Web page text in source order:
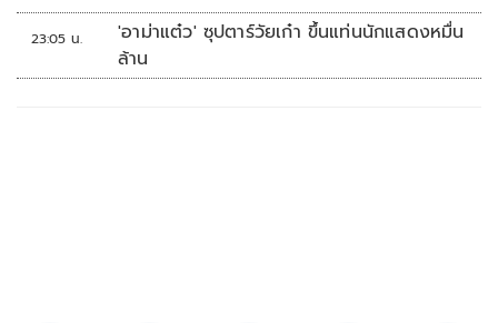
23:05 น.
'อาม่าแต๋ว' ซุปตาร์วัยเก๋า ขึ้นแท่นนักแสดงหมื่น
ล้าน